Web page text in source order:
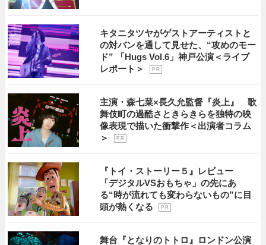
キタニタツヤがゲストアーティストと
の対バンを通して見せた、“攻めのモー
ド” 「Hugs Vol.6」神戸公演＜ライブ
レポート＞
P R
主演・森七菜×長久允監督『炎上』 歌
舞伎町の過酷さときらきらを独特の映
像表現で描いた衝撃作＜出演者コラム
＞
P R
『トイ・ストーリー５』レビュー
「デジタルVSおもちゃ」の先にあ
る“時が流れても変わらないもの”に目
頭が熱くなる
P R
舞台『となりのトトロ』ロンドン公演